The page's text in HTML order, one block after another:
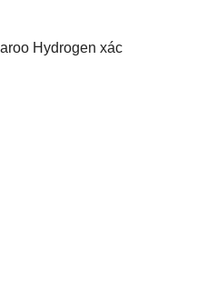
Hydrogen xác